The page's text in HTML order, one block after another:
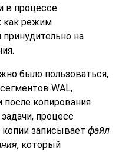
в процессе
как режим
на
было пользоваться,
WAL,
копирования
процесс
записывает файл
, который